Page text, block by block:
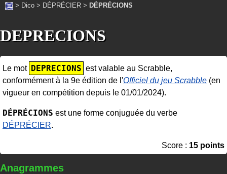
> Dico > DÉPRÉCIER > DÉPRÉCIONS
DEPRECIONS
Le mot DEPRECIONS est valable au Scrabble,
conformément à la 9e édition de l'Officiel du jeu Scrabble (en
vigueur en compétition depuis le 01/01/2024).
DÉPRÉCIONS est une forme conjuguée du verbe
DÉPRÉCIER.
Score : 15 points
Anagrammes